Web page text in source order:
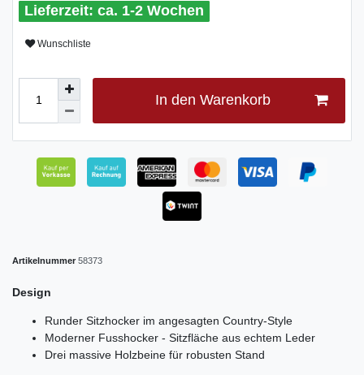
ca. 1-2 Wochen
Wunschliste
In den Warenkorb
Artikelnummer 58373
Design
Runder Sitzhocker im angesagten Country-Style
Moderner Fusshocker - Sitzfläche aus echtem Leder
Drei massive Holzbeine für robusten Stand